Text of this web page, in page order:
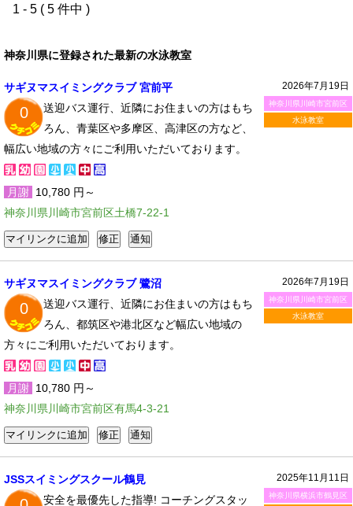
1 - 5 ( 5 件中 )
神奈川県に登録された最新の水泳教室
2026年7月19日
神奈川県川崎市宮前区
水泳教室
サギヌマスイミングクラブ 宮前平
0
送迎バス運行、近隣にお住まいの方はもち
ろん、青葉区や多摩区、高津区の方など、
幅広い地域の方々にご利用いただいております。
月謝 10,780 円～
神奈川県川崎市宮前区土橋7-22-1
2026年7月19日
神奈川県川崎市宮前区
水泳教室
サギヌマスイミングクラブ 鷺沼
0
送迎バス運行、近隣にお住まいの方はもち
ろん、都筑区や港北区など幅広い地域の
方々にご利用いただいております。
月謝 10,780 円～
神奈川県川崎市宮前区有馬4-3-21
2025年11月11日
神奈川県横浜市鶴見区
JSSスイミングスクール鶴見
安全を最優先した指導! コーチングスタッ